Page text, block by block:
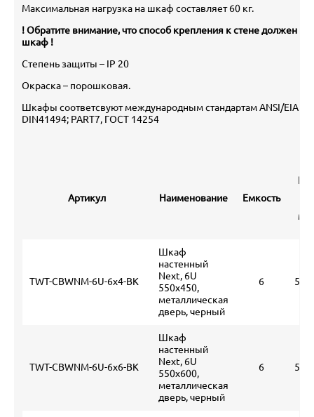
Максимальная нагрузка на шкаф составляет 60 кг.
! Обратите внимание, что способ крепления к стене должен
шкаф !
Степень защиты – IP 20
Окраска – порошковая.
Шкафы соответсвуют международным стандартам ANSI/EIA
DIN41494; PART7, ГОСТ 14254
Артикул Наименование Емкость
мм
TWT-CBWNM-6U-6x4-BK
Шкаф
настенный
Next, 6U
550x450,
металлическая
дверь, черный
6
TWT-CBWNM-6U-6x6-BK
Шкаф
настенный
Next, 6U
550x600,
металлическая
дверь, черный
6